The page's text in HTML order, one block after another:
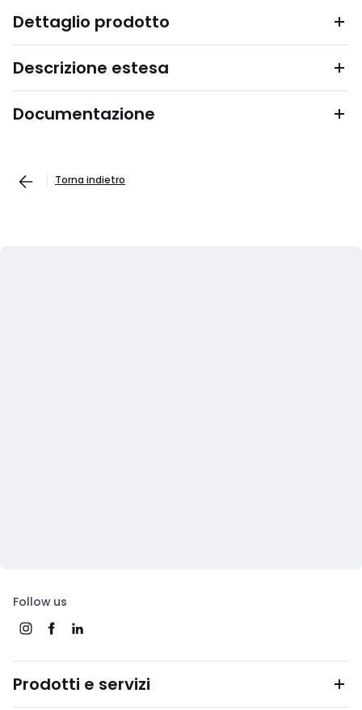
Dettaglio prodotto
Descrizione estesa
Documentazione
Torna indietro
Follow us
Prodotti e servizi